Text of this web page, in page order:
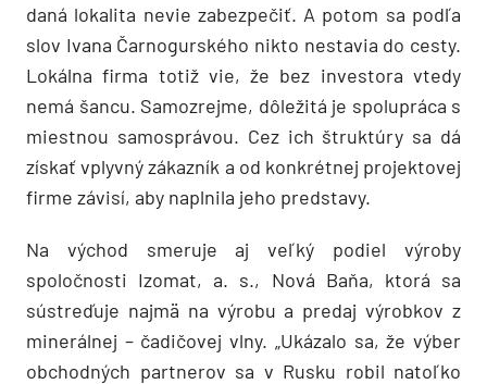
daná lokalita nevie zabezpečiť. A potom sa podľa
slov Ivana Čarnogurského nikto nestavia do cesty.
Lokálna firma totiž vie, že bez investora vtedy
nemá šancu. Samozrejme, dôležitá je spolupráca s
miestnou samosprávou. Cez ich štruktúry sa dá
získať vplyvný zákazník a od konkrétnej projektovej
firme závisí, aby naplnila jeho predstavy.
Na východ smeruje aj veľký podiel výroby
spoločnosti Izomat, a. s., Nová Baňa, ktorá sa
sústreďuje najmä na výrobu a predaj výrobkov z
minerálnej – čadičovej vlny. „Ukázalo sa, že výber
obchodných partnerov sa v Rusku robil natoľko